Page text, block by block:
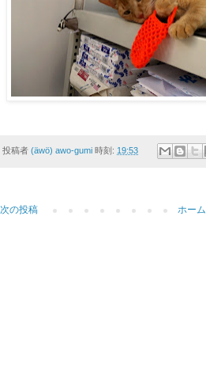
投稿者 (äwö) awo-gumi 時刻: 19:53
次の投稿 ホーム